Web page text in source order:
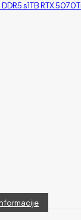
s1TB RTX